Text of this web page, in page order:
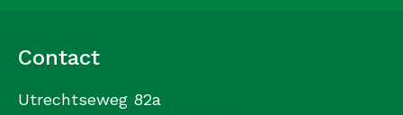
Contact
Utrechtseweg 82a